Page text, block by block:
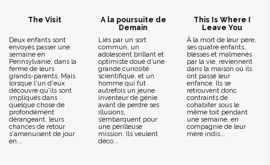
The Visit
Deux enfants sont
envoyés passer une
semaine en
Pennsylvanie, dans la
ferme de leurs
grands-parents. Mais
lorsque l'un d'eux
découvre qu'ils sont
impliqués dans
quelque chose de
profondément
dérangeant, leurs
chances de retour
s'amenuisent de jour
en...
A la poursuite de
Demain
Liés par un sort
commun, un
adolescent brillant et
optimiste doué d’une
grande curiosité
scientifique, et un
homme qui fut
autrefois un jeune
inventeur de génie
avant de perdre ses
illusions,
s’embarquent pour
une périlleuse
mission. Ils veulent
déco...
This Is Where I
Leave You
À la mort de leur père,
ses quatre enfants,
blessés et malmenés
par la vie, reviennent
dans la maison où ils
ont passé leur
enfance. Ils se
retrouvent donc
contraints de
cohabiter sous le
même toit pendant
une semaine, en
compagnie de leur
mère indis...